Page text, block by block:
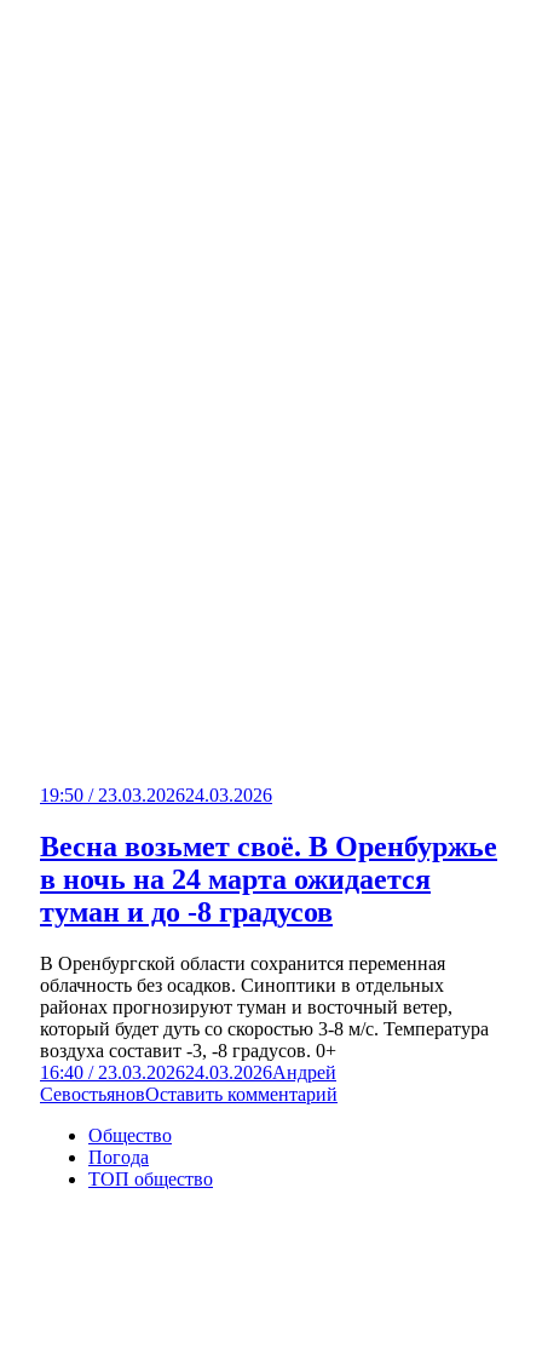
19:50 / 23.03.202624.03.2026
Весна возьмет своё. В Оренбуржье
в ночь на 24 марта ожидается
туман и до -8 градусов
В Оренбургской области сохранится переменная
облачность без осадков. Синоптики в отдельных
районах прогнозируют туман и восточный ветер,
который будет дуть со скоростью 3-8 м/с. Температура
воздуха составит -3, -8 градусов. 0+
16:40 / 23.03.202624.03.2026Андрей
СевостьяновОставить комментарий
Общество
Погода
ТОП общество